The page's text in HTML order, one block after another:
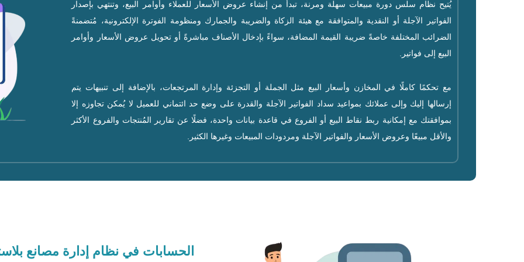
يُتيح نظام سلس دورة مبيعات سهلة ومرنة، تبدأ من إنشاء عروض الأسعار للعملاء وأوامر البيع، وتنتهي بإصدار
الفواتير الآجلة أو النقدية والمتوافقة مع هيئة الزكاة والضريبة والجمارك ومنظومة الفوترة الإلكترونية، مُتضمنةً
الضرائب المختلفة خاصةً ضريبة القيمة المضافة، سواءً بإدخال الأصناف مباشرةً أو تحويل عروض الأسعار وأوامر
البيع إلى فواتير.
مع تحكمًا كاملًا في المخازن وأسعار البيع مثل الجملة أو التجزئة وإدارة المرتجعات، بالإضافة إلى تنبيهات يتم
إرسالها إليك وإلى عملائك بمواعيد سداد الفواتير الآجلة والقدرة على وضع حد ائتماني للعميل لا يُمكن تجاوزه إلا
بموافقتك مع إمكانية ربط نقاط البيع أو الفروع في قاعدة بيانات واحدة، فضلًا عن تقارير المُنتجات والفروع الأكثر
والأقل مبيعًا وعروض الأسعار والفواتير الآجلة ومردودات المبيعات وغيرها الكثير.
الحسابات في نظام إدارة مصانع